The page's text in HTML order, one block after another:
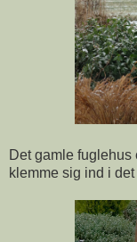
Det gamle fuglehus
klemme sig ind i